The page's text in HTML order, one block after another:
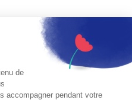
de
accompagner pendant votre
Tous droits